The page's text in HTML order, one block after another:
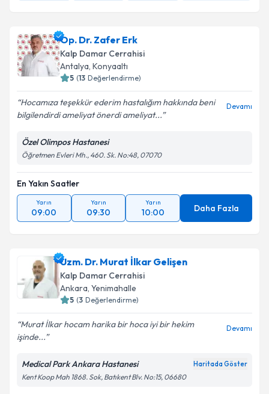
Op. Dr. Zafer Erk
Kalp Damar Cerrahisi
Antalya, Konyaaltı
5 (13 Değerlendirme)
Hocamıza teşekkür ederim hastalığım hakkında beni
bilgilendirdi ameliyat önerdi ameliyat...
Devamı
Özel Olimpos Hastanesi
Öğretmen Evleri Mh., 460. Sk. No:48, 07070
En Yakın Saatler
Yarın
09:00
Yarın
09:30
Yarın
10:00 Daha Fazla
Uzm. Dr. Murat İlkar Gelişen
Kalp Damar Cerrahisi
Ankara, Yenimahalle
5 (3 Değerlendirme)
Murat İlkar hocam harika bir hoca iyi bir hekim
işinde...
Devamı
Medical Park Ankara Hastanesi Haritada Göster
Kent Koop Mah 1868. Sok, Batıkent Blv. No:15, 06680